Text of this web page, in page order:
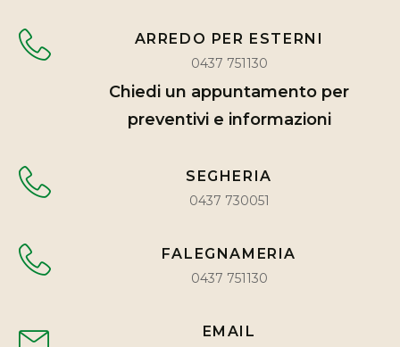
ARREDO PER ESTERNI
0437 751130
Chiedi un appuntamento per
preventivi e informazioni
SEGHERIA
0437 730051
FALEGNAMERIA
0437 751130
EMAIL